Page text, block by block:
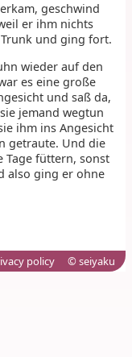
geschwind
er ihm nichts
und ging fort.
wieder auf den
es eine große
und saß da,
jemand wegtun
ihm ins Angesicht
getraute. Und die
Tage füttern, sonst
also ging er ohne
policy © seiyaku